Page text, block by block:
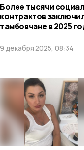
Более тысячи
контрактов
тамбовчане в 2025
9 декабря 2025, 08:34